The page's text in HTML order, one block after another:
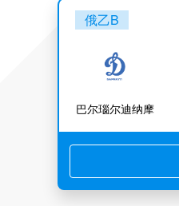
俄乙B
巴尔瑙尔迪纳摩